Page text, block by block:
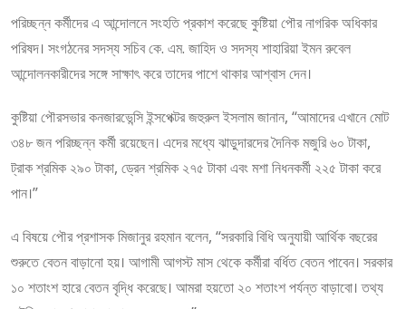
পরিচ্ছন্ন কর্মীদের এ আন্দোলনে সংহতি প্রকাশ করেছে কুষ্টিয়া পৌর নাগরিক অধিকার
পরিষদ। সংগঠনের সদস্য সচিব কে. এম. জাহিদ ও সদস্য শাহারিয়া ইমন রুবেল
আন্দোলনকারীদের সঙ্গে সাক্ষাৎ করে তাদের পাশে থাকার আশ্বাস দেন।
কুষ্টিয়া পৌরসভার কনজারভেন্সি ইন্সপেক্টর জহুরুল ইসলাম জানান, “আমাদের এখানে মোট
৩৪৮ জন পরিচ্ছন্ন কর্মী রয়েছেন। এদের মধ্যে ঝাড়ুদারদের দৈনিক মজুরি ৬০ টাকা,
ট্রাক শ্রমিক ২৯০ টাকা, ড্রেন শ্রমিক ২৭৫ টাকা এবং মশা নিধনকর্মী ২২৫ টাকা করে
পান।”
এ বিষয়ে পৌর প্রশাসক মিজানুর রহমান বলেন, “সরকারি বিধি অনুযায়ী আর্থিক বছরের
শুরুতে বেতন বাড়ানো হয়। আগামী আগস্ট মাস থেকে কর্মীরা বর্ধিত বেতন পাবেন। সরকার
১০ শতাংশ হারে বেতন বৃদ্ধি করেছে। আমরা হয়তো ২০ শতাংশ পর্যন্ত বাড়াবো। তথ্য